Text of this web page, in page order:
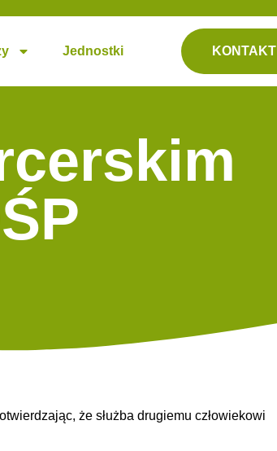
Jednostki KONTAKT
że służba drugiemu człowiekowi